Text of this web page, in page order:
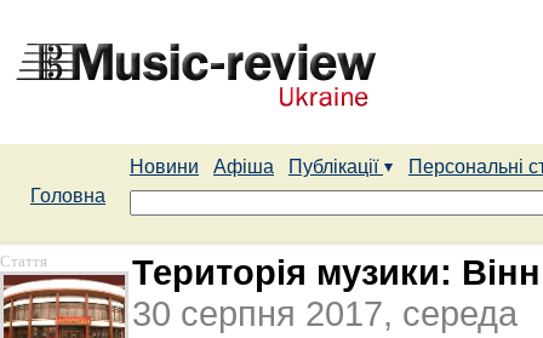
Новини Афіша Публікації
Персональні
Головна
Стаття
Територія музики:
30 серпня 2017, середа